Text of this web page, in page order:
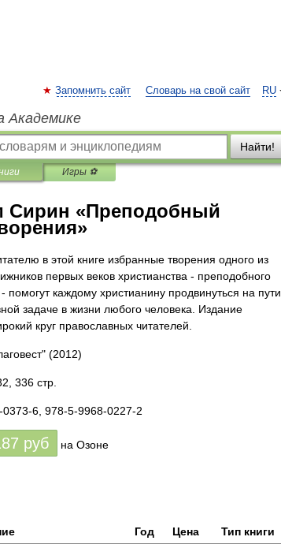
RU
Запомнить сайт Словарь на свой сайт
Академике
Найти!
Игры ⚽
«Преподобный
в этой книге избранные творения одного из
первых веков христианства - преподобного
каждому христианину продвинуться на пути
задаче в жизни любого человека. Издание
круг православных читателей.
(2012)
336 стр.
0373-6, 978-5-9968-0227-2
руб на Озоне
Год Цена
Тип книги